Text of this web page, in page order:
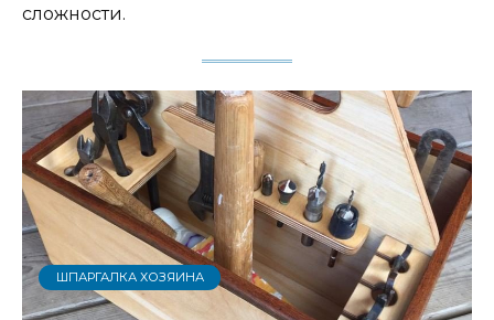
сложности.
ШПАРГАЛКА ХОЗЯИНА